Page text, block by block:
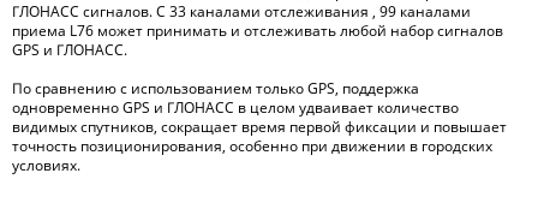
ГЛОНАСС сигналов. С 33 каналами отслеживания , 99 каналами
приема L76 может принимать и отслеживать любой набор сигналов
GPS и ГЛОНАСС.
По сравнению с использованием только GPS, поддержка
одновременно GPS и ГЛОНАСС в целом удваивает количество
видимых спутников, сокращает время первой фиксации и повышает
точность позиционирования, особенно при движении в городских
условиях.